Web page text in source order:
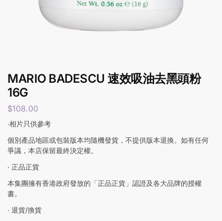
MARIO BADESCU 速效吸油去黑頭粉
16G
$108.00
‧相片只供參考
個別產品地區或包裝版本均隨機發貨，不提供版本退換。如有任何
爭議，本店保留最終決定權。
‧ 正品正貨
本集團擁有香港政府發放的「正品正貨」認證及各大品牌的授權
書。
‧ 退貨/換貨